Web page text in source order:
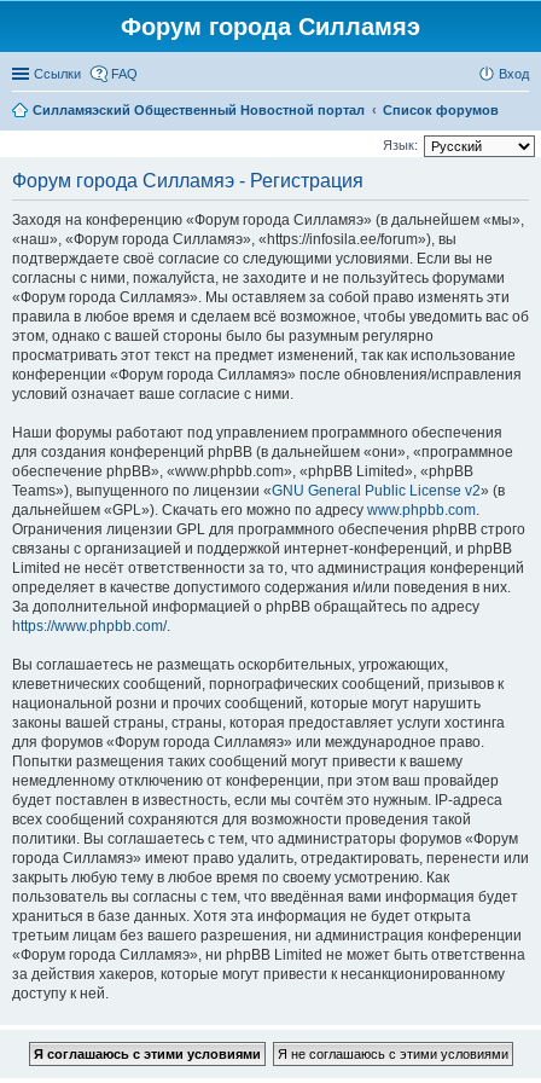
Форум города Силламяэ
Ссылки FAQ Вход
Силламяэский Общественный Новостной портал Список форумов
Язык:
Форум города Силламяэ - Регистрация
Заходя на конференцию «Форум города Силламяэ» (в дальнейшем «мы»,
«наш», «Форум города Силламяэ», «https://infosila.ee/forum»), вы
подтверждаете своё согласие со следующими условиями. Если вы не
согласны с ними, пожалуйста, не заходите и не пользуйтесь форумами
«Форум города Силламяэ». Мы оставляем за собой право изменять эти
правила в любое время и сделаем всё возможное, чтобы уведомить вас об
этом, однако с вашей стороны было бы разумным регулярно
просматривать этот текст на предмет изменений, так как использование
конференции «Форум города Силламяэ» после обновления/исправления
условий означает ваше согласие с ними.
Наши форумы работают под управлением программного обеспечения
для создания конференций phpBB (в дальнейшем «они», «программное
обеспечение phpBB», «www.phpbb.com», «phpBB Limited», «phpBB
Teams»), выпущенного по лицензии «GNU General Public License v2» (в
дальнейшем «GPL»). Скачать его можно по адресу www.phpbb.com.
Ограничения лицензии GPL для программного обеспечения phpBB строго
связаны с организацией и поддержкой интернет-конференций, и phpBB
Limited не несёт ответственности за то, что администрация конференций
определяет в качестве допустимого содержания и/или поведения в них.
За дополнительной информацией о phpBB обращайтесь по адресу
https://www.phpbb.com/.
Вы соглашаетесь не размещать оскорбительных, угрожающих,
клеветнических сообщений, порнографических сообщений, призывов к
национальной розни и прочих сообщений, которые могут нарушить
законы вашей страны, страны, которая предоставляет услуги хостинга
для форумов «Форум города Силламяэ» или международное право.
Попытки размещения таких сообщений могут привести к вашему
немедленному отключению от конференции, при этом ваш провайдер
будет поставлен в известность, если мы сочтём это нужным. IP-адреса
всех сообщений сохраняются для возможности проведения такой
политики. Вы соглашаетесь с тем, что администраторы форумов «Форум
города Силламяэ» имеют право удалить, отредактировать, перенести или
закрыть любую тему в любое время по своему усмотрению. Как
пользователь вы согласны с тем, что введённая вами информация будет
храниться в базе данных. Хотя эта информация не будет открыта
третьим лицам без вашего разрешения, ни администрация конференции
«Форум города Силламяэ», ни phpBB Limited не может быть ответственна
за действия хакеров, которые могут привести к несанкционированному
доступу к ней.